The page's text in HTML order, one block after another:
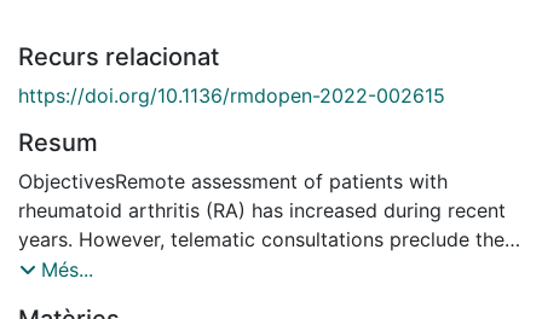
Recurs relacionat
https://doi.org/10.1136/rmdopen-2022-002615
Resum
ObjectivesRemote assessment of patients with
rheumatoid arthritis (RA) has increased during recent
years. However, telematic consultations preclude the
possibility of carrying out a physical examination and
Més...